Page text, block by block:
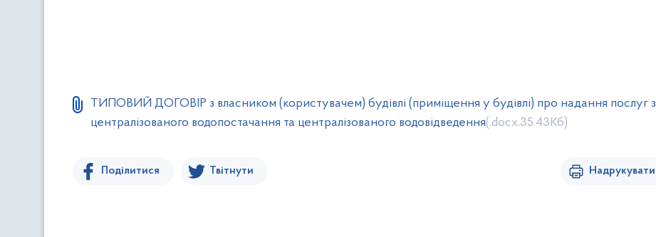
ТИПОВИЙ ДОГОВІР з власником (користувачем) будівлі (приміщення у будівлі) про надання послуг з
централізованого водопостачання та централізованого водовідведення(.docx,35.43Кб)
Поділитися Твітнути Надрукувати